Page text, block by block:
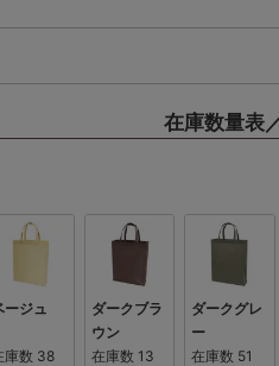
在庫数量表
ージュ
庫数 38
ダークブラ
ウン
在庫数 13
ダークグレ
ー
在庫数 51